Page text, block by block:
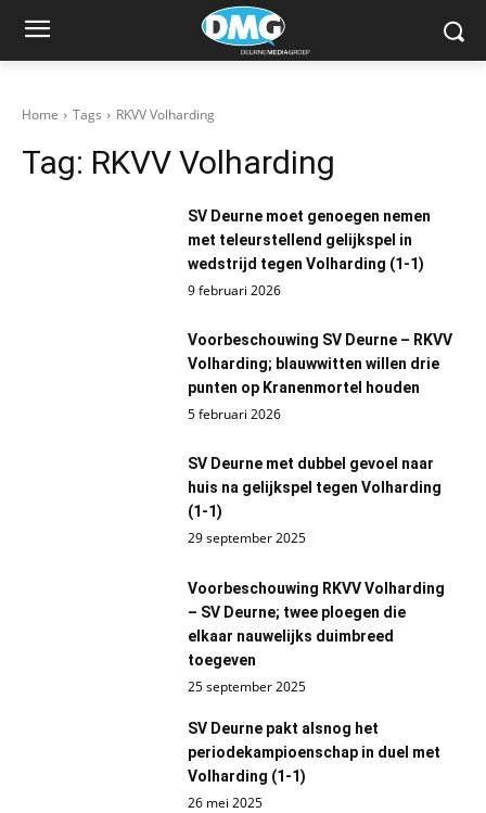
Home Tags RKVV Volharding
Tag: RKVV Volharding
SV Deurne moet genoegen nemen
met teleurstellend gelijkspel in
wedstrijd tegen Volharding (1-1)
9 februari 2026
Voorbeschouwing SV Deurne – RKVV
Volharding; blauwwitten willen drie
punten op Kranenmortel houden
5 februari 2026
SV Deurne met dubbel gevoel naar
huis na gelijkspel tegen Volharding
(1-1)
29 september 2025
Voorbeschouwing RKVV Volharding
– SV Deurne; twee ploegen die
elkaar nauwelijks duimbreed
toegeven
25 september 2025
SV Deurne pakt alsnog het
periodekampioenschap in duel met
Volharding (1-1)
26 mei 2025